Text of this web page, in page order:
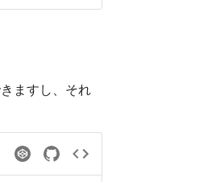
ますし、それ